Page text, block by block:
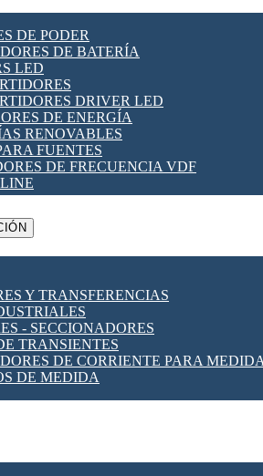
DE CABLE
IOT
WIFI
CELULAR
REDES
DE PODER
DE BATERÍA
LED
DRIVER LED
DE ENERGÍA
RENOVABLES
FUENTES
DE FRECUENCIA VDF
Y TRANSFERENCIAS
- SECCIONADORES
TRANSIENTES
DE CORRIENTE PARA
DE MEDIDA